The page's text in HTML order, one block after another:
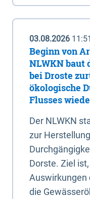
03.08.2026 11:51
Beginn von
NLWKN baut
bei Droste
ökologische
Flusses
Der NLWKN
zur
Dorste. Ziel
Auswirkungen
die